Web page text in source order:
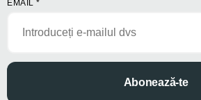
EMAIL *
Abonează-te